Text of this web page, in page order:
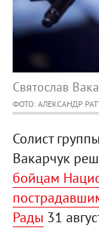
Святослав
ФОТО: АЛЕКСАНДР
Солист
Вакарчук
бойцам
Рады 31